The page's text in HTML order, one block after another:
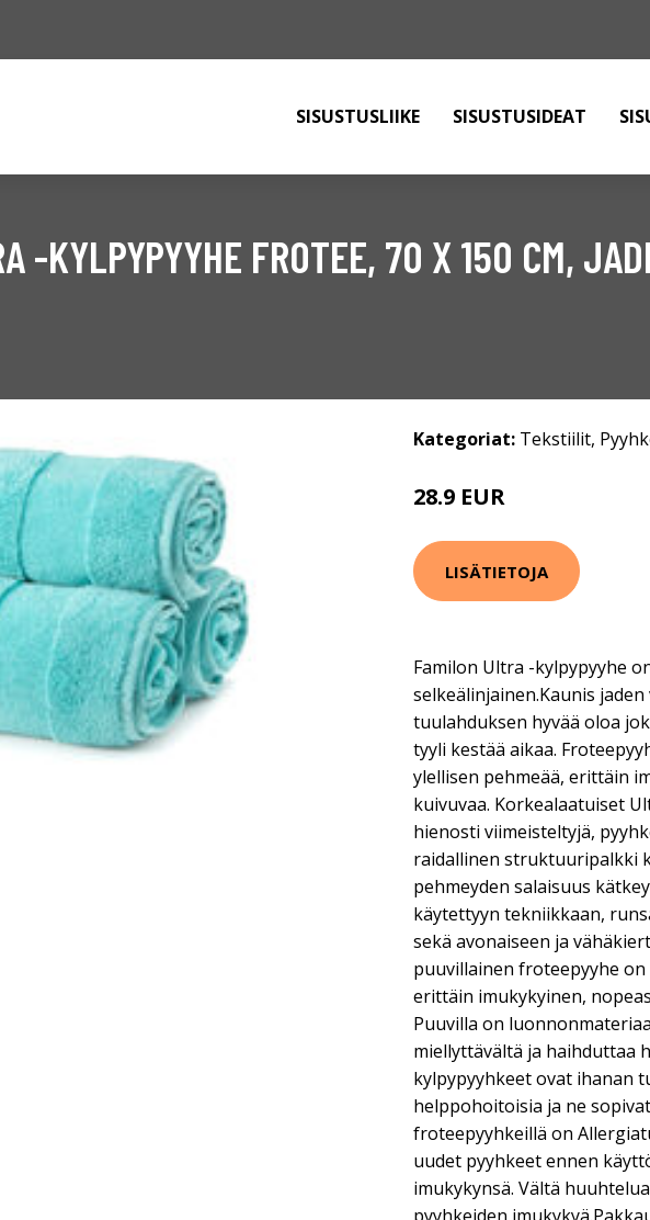
SISUSTUSLIIKE SISUSTUSIDEAT
-KYLPYPYYHE FROTEE, 70 X 150 CM,
Kategoriat: Tekstiilit,
28.9 EUR
LISÄTIETOJA
Familon Ultra -kylpypyyhe
selkeälinjainen.Kaunis
tuulahduksen hyvää oloa
tyyli kestää aikaa.
ylellisen pehmeää, erittäin
kuivuvaa. Korkealaatuiset
hienosti viimeisteltyjä,
raidallinen struktuuripalkki
pehmeyden salaisuus
käytettyyn tekniikkaan,
sekä avonaiseen ja
puuvillainen froteepyyhe
erittäin imukykyinen,
Puuvilla on
miellyttävältä ja haihduttaa
kylpypyyhkeet ovat ihanan
helppohoitoisia ja ne
froteepyyhkeillä on
uudet pyyhkeet ennen
imukykynsä. Vältä